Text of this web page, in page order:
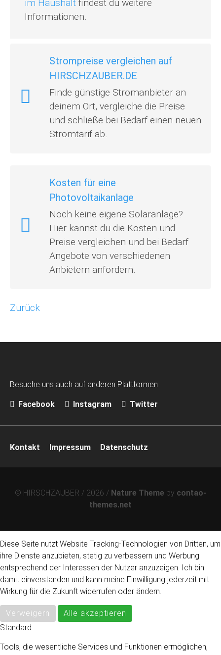
im Haushalt findest du weitere
Informationen.
Strompreise vergleichen auf
HIRSCHZAUBER.DE
Finde günstige Stromanbieter an
deinem Ort, vergleiche die Preise
und schließe bei Bedarf einen neuen
Stromtarif ab.
Kosten für eine
Photovoltaikanlage
Noch keine eigene Solaranlage?
Hier kannst du die Kosten und
Preise vergleichen und bei Bedarf
Angebote von verschiedenen
Anbietern anfordern.
Zurück
Besuche uns auch auf anderen Plattformen
Facebook Instagram Twitter
überspringen
Kontakt Impressum Datenschutz
© HIRSCHZAUBER / 2026 / Nature Theme by contao-
themes.net
Diese Seite nutzt Website Tracking-Technologien von Dritten, um
ihre Dienste anzubieten, stetig zu verbessern und Werbung
entsprechend der Interessen der Nutzer anzuzeigen. Ich bin
damit einverstanden und kann meine Einwilligung jederzeit mit
Wirkung für die Zukunft widerrufen oder ändern.
Verweigern
Alle akzeptieren
Standard
Tools, die wesentliche Services und Funktionen ermöglichen,